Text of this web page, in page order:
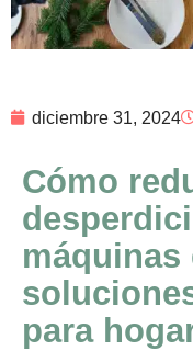
diciembre 31, 2024
Cómo
máquinas
para